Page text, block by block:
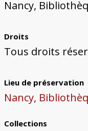
Nancy,
Droits
Tous droits
Lieu de préservation
Nancy,
Collections